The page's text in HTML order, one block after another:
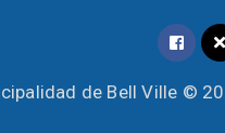
de Bell Ville ©